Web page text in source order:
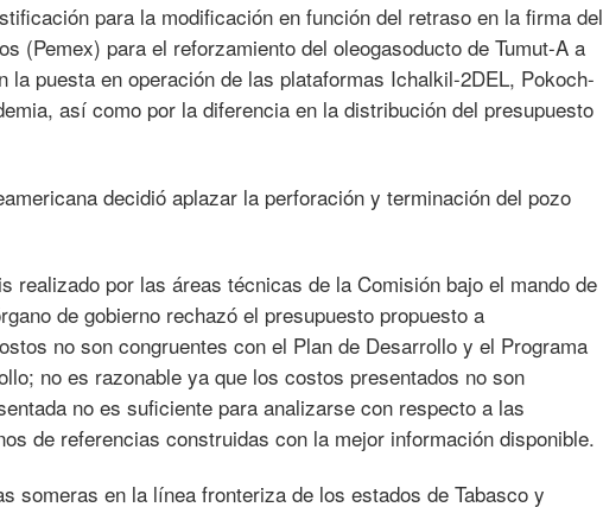
para la modificación en función del retraso en la firma del
(Pemex) para el reforzamiento del oleogasoducto de Tumut-A a
la puesta en operación de las plataformas Ichalkil-2DEL, Pokoch-
así como por la diferencia en la distribución del presupuesto
decidió aplazar la perforación y terminación del pozo
realizado por las áreas técnicas de la Comisión bajo el mando de
de gobierno rechazó el presupuesto propuesto a
no son congruentes con el Plan de Desarrollo y el Programa
no es razonable ya que los costos presentados no son
no es suficiente para analizarse con respecto a las
de referencias construidas con la mejor información disponible.
someras en la línea fronteriza de los estados de Tabasco y